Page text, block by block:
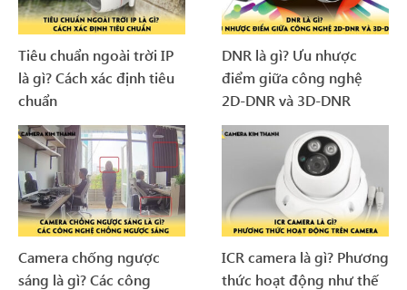
Tiêu chuẩn ngoài trời IP
là gì? Cách xác định tiêu
chuẩn
DNR là gì? Ưu nhược
điểm giữa công nghệ
2D-DNR và 3D-DNR
Camera chống ngược
sáng là gì? Các công
ICR camera là gì? Phương
thức hoạt động như thế